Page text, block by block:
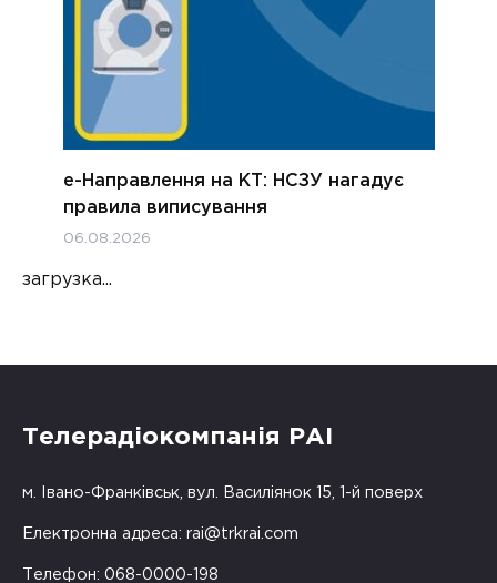
е-Направлення на КТ: НСЗУ нагадує
правила виписування
06.08.2026
загрузка...
Телерадіокомпанія РАІ
м. Івано-Франківськ, вул. Василіянок 15, 1-й поверх
Електронна адреса: rai@trkrai.com
Телефон: 068-0000-198